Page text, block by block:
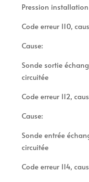
Pression
Code erreur 110,
Cause:
Sonde sortie
circuitée
Code erreur 112,
Cause:
Sonde entrée
circuitée
Code erreur 114,